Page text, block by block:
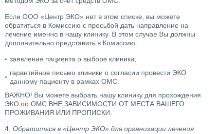
Если ООО «Центр ЭКО» нет в этом списке, вы можете
обратиться в Комиссию с просьбой дать направление на
лечение именно в нашу клинику. В этом случае Вы должны
дополнительно представить в Комиссию:
заявление пациента о выборе клиники;
гарантийное письмо клиники о согласии провести ЭКО
данному пациенту в рамках ОМС.
ВАЖНО! Вы можете выбрать нашу клинику для прохождения
ЭКО по ОМС ВНЕ ЗАВИСИМОСТИ ОТ МЕСТА ВАШЕГО
ПРОЖИВАНИЯ ИЛИ ПРОПИСКИ.
4. Обратиться в «Центр ЭКО» для организации лечения